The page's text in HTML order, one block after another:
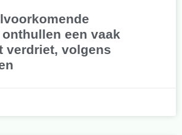
een vaak
verdriet, volgens